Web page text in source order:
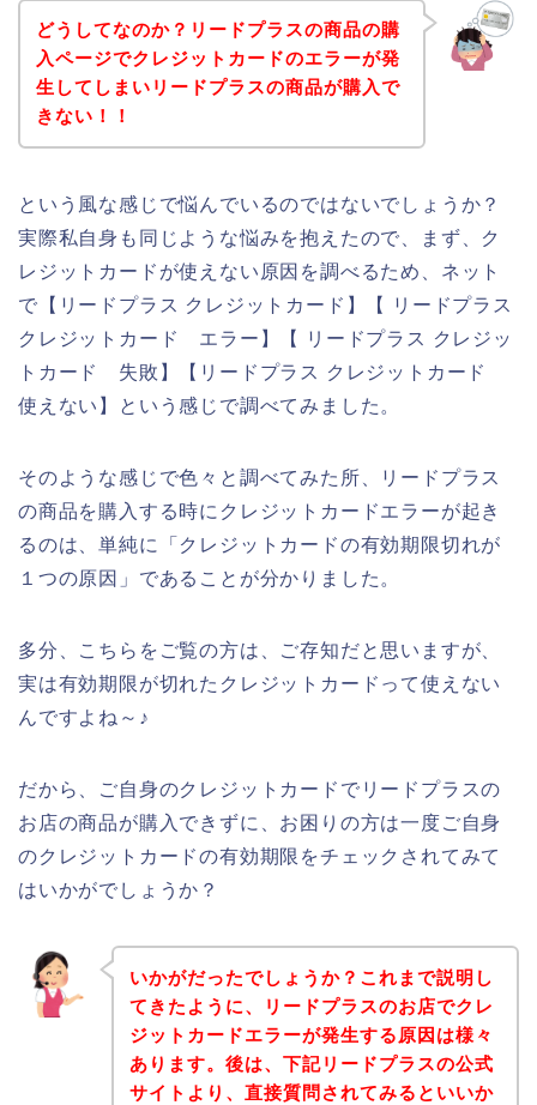
どうしてなのか？リードプラスの商品の購
入ページでクレジットカードのエラーが発
生してしまいリードプラスの商品が購入で
きない！！
という風な感じで悩んでいるのではないでしょうか？
実際私自身も同じような悩みを抱えたので、まず、ク
レジットカードが使えない原因を調べるため、ネット
で【リードプラス クレジットカード】【 リードプラス
クレジットカード エラー】【 リードプラス クレジッ
トカード 失敗】【リードプラス クレジットカード
使えない】という感じで調べてみました。
そのような感じで色々と調べてみた所、リードプラス
の商品を購入する時にクレジットカードエラーが起き
るのは、単純に「クレジットカードの有効期限切れが
１つの原因」であることが分かりました。
多分、こちらをご覧の方は、ご存知だと思いますが、
実は有効期限が切れたクレジットカードって使えない
んですよね～♪
だから、ご自身のクレジットカードでリードプラスの
お店の商品が購入できずに、お困りの方は一度ご自身
のクレジットカードの有効期限をチェックされてみて
はいかがでしょうか？
いかがだったでしょうか？これまで説明し
てきたように、リードプラスのお店でクレ
ジットカードエラーが発生する原因は様々
あります。後は、下記リードプラスの公式
サイトより、直接質問されてみるといいか